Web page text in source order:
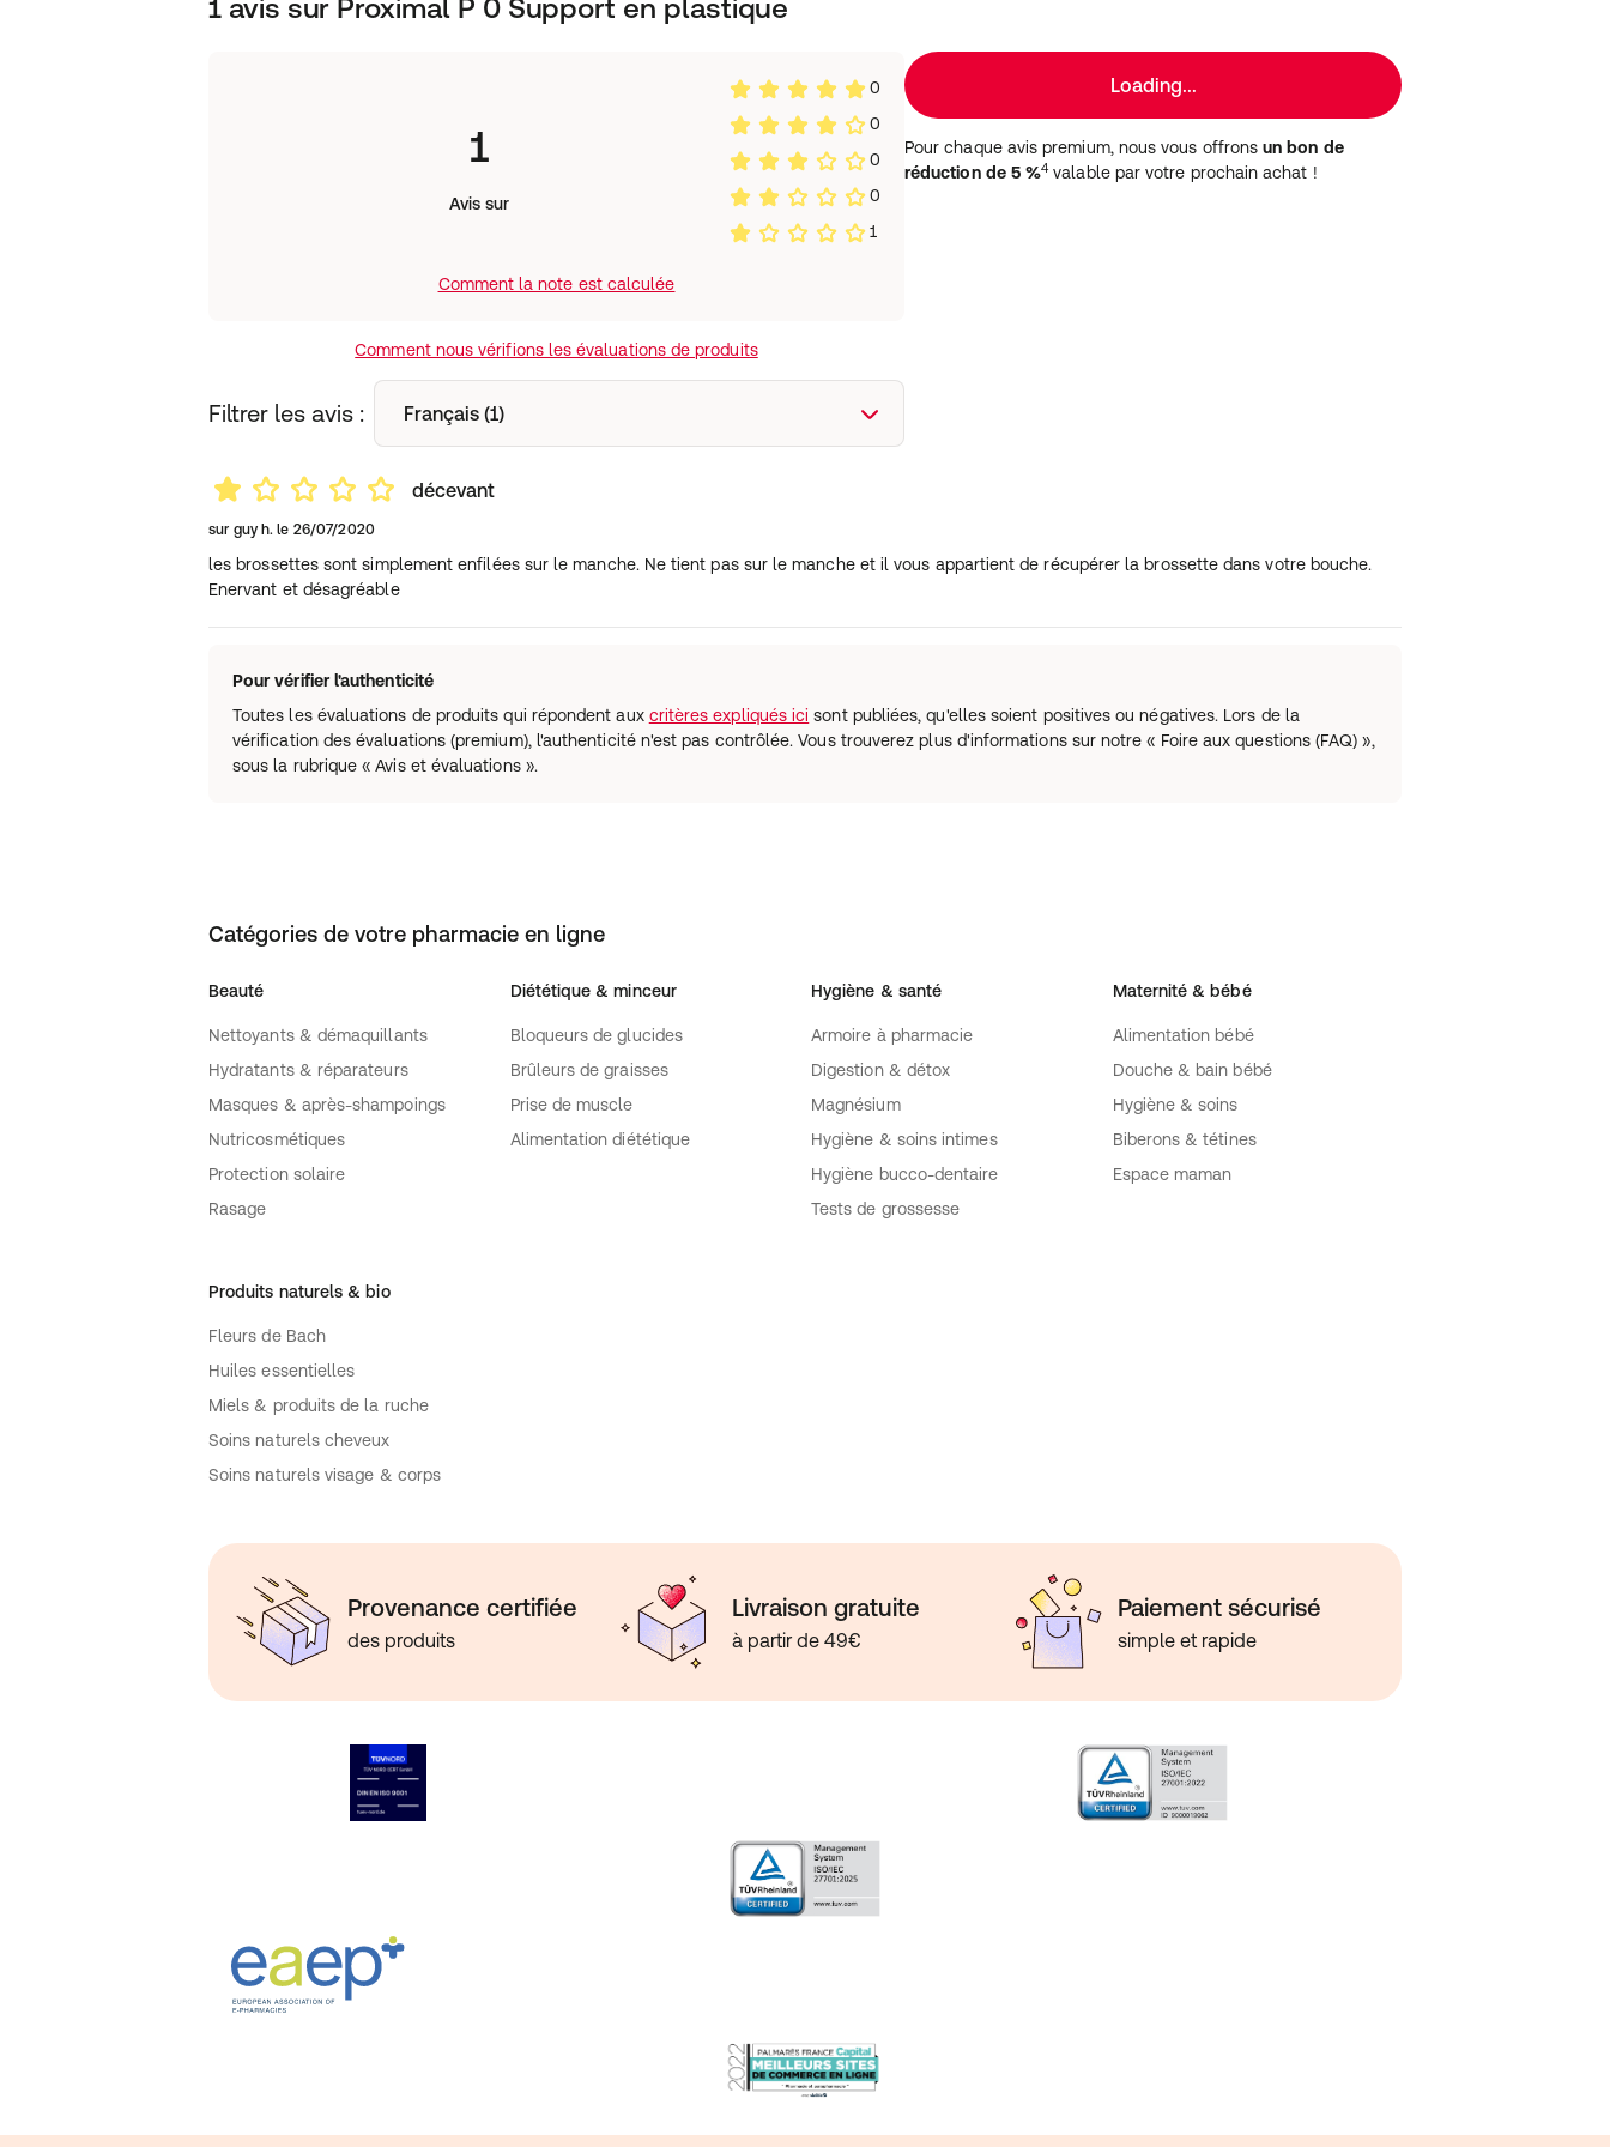
1 avis sur Proximal P 0 Support en plastique
1
Avis sur
0
0
0
0
1
Comment la note est calculée
Comment nous vérifions les évaluations de produits
Filtrer les avis : Français (1)
Loading...
Pour chaque avis premium, nous vous offronsun bon de
réduction de 5 %4 valable par votre prochain achat !
décevant
sur guy h. le 26/07/2020
les brossettes sont simplement enfilées sur le manche. Ne tient pas sur le manche et il vous appartient de récupérer la brossette dans votre bouche.
Enervant et désagréable
Pour vérifier l'authenticité
Toutes les évaluations de produits qui répondent aux critères expliqués ici sont publiées, qu'elles soient positives ou négatives. Lors de la
vérification des évaluations (premium), l'authenticité n'est pas contrôlée. Vous trouverez plus d'informations sur notre « Foire aux questions (FAQ) »,
sous la rubrique « Avis et évaluations ».
Catégories de votre pharmacie en ligne
Beauté
Nettoyants & démaquillants
Hydratants & réparateurs
Masques & après-shampoings
Nutricosmétiques
Protection solaire
Rasage
Diététique & minceur
Bloqueurs de glucides
Brûleurs de graisses
Prise de muscle
Alimentation diététique
Hygiène & santé
Armoire à pharmacie
Digestion & détox
Magnésium
Hygiène & soins intimes
Hygiène bucco-dentaire
Tests de grossesse
Maternité & bébé
Alimentation bébé
Douche & bain bébé
Hygiène & soins
Biberons & tétines
Espace maman
Produits naturels & bio
Fleurs de Bach
Huiles essentielles
Miels & produits de la ruche
Soins naturels cheveux
Soins naturels visage & corps
Provenance certifiée
des produits
Livraison gratuite
à partir de 49€
Paiement sécurisé
simple et rapide